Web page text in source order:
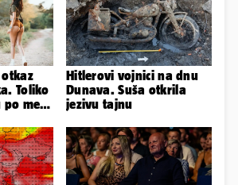
otkaz
Toliko
po meni
Hitlerovi vojnici na dnu
Dunava. Suša otkrila
jezivu tajnu